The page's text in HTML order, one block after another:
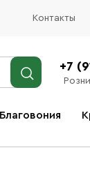
Контакты
+7
Благовония